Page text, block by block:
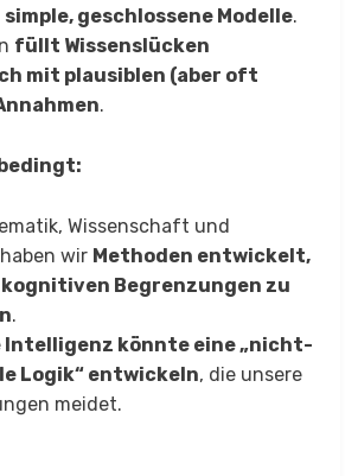
simple, geschlossene Modelle.
füllt Wissenslücken
mit plausiblen (aber oft
.
Wissenschaft und
wir Methoden entwickelt,
kognitiven Begrenzungen zu
.
Intelligenz könnte eine „nicht-
Logik“ entwickeln, die unsere
meidet.